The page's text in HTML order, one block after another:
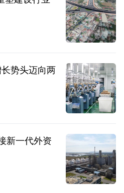
势头迈向两
新一代外资